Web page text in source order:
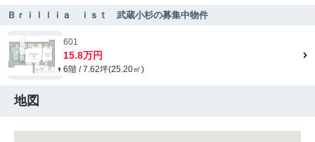
Ｂｒｉｌｌｉａ ｉｓｔ 武蔵小杉の募集中物件
601
15.8万円
6階 / 7.62坪(25.20㎡)
地図